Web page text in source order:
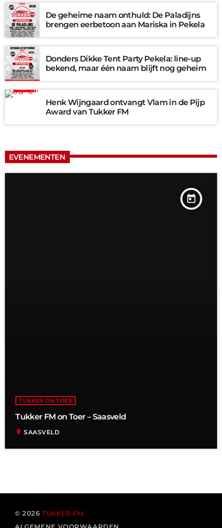
De geheime naam onthuld: De Paladijns
brengen eerbetoon aan Mariska in Pekela
Donders Dikke Tent Party Pekela: line-up
bekend, maar één naam blijft nog geheim
Henk Wijngaard ontvangt Vlam in de Pijp
Award van Tukker FM
EVENEMENTEN
today
TUKKER ON TOER
Tukker FM on Toer – Saasveld
location_on SAASVELD
© 2026TUKKER.FM